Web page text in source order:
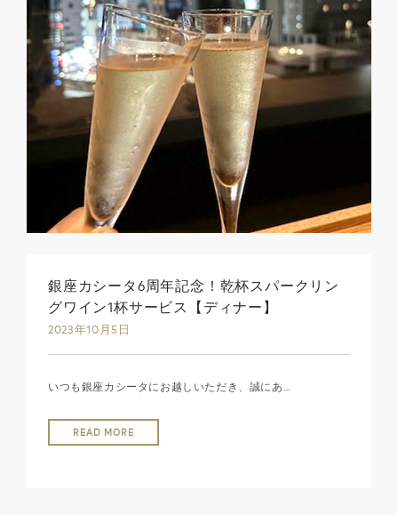
銀座カシータ6周年記念！乾杯スパークリン
グワイン1杯サービス【ディナー】
2023年10月5日
いつも銀座カシータにお越しいただき、誠にあ…
READ MORE